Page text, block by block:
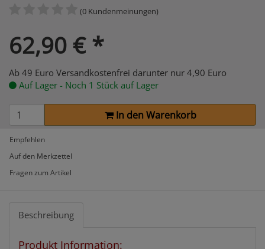
(0 Kundenmeinungen)
62,90 € *
Ab 49 Euro Versandkostenfrei darunter nur 4,90 Euro
Auf Lager - Noch 1 Stück auf Lager
In den Warenkorb
Empfehlen
Auf den Merkzettel
Fragen zum Artikel
Beschreibung
Produkt Information: